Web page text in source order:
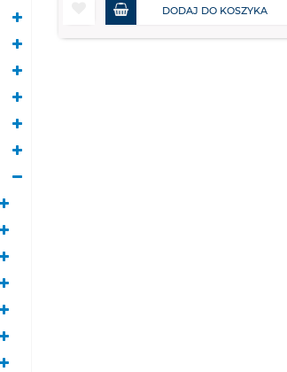
DODAJ DO KOSZYKA